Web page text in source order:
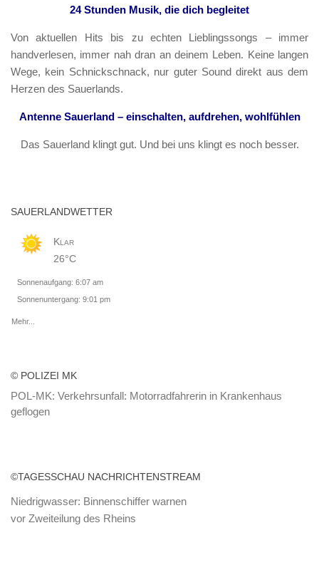
24 Stunden Musik, die dich begleitet
Von aktuellen Hits bis zu echten Lieblingssongs – immer
handverlesen, immer nah dran an deinem Leben. Keine langen
Wege, kein Schnickschnack, nur guter Sound direkt aus dem
Herzen des Sauerlands.
Antenne Sauerland – einschalten, aufdrehen, wohlfühlen
Das Sauerland klingt gut. Und bei uns klingt es noch besser.
SAUERLANDWETTER
Klar
26°C
Sonnenaufgang: 6:07 am
Sonnenuntergang: 9:01 pm
Mehr...
© POLIZEI MK
POL-MK: Verkehrsunfall: Motorradfahrerin in Krankenhaus
geflogen
©TAGESSCHAU NACHRICHTENSTREAM
Niedrigwasser: Binnenschiffer warnen
vor Zweiteilung des Rheins